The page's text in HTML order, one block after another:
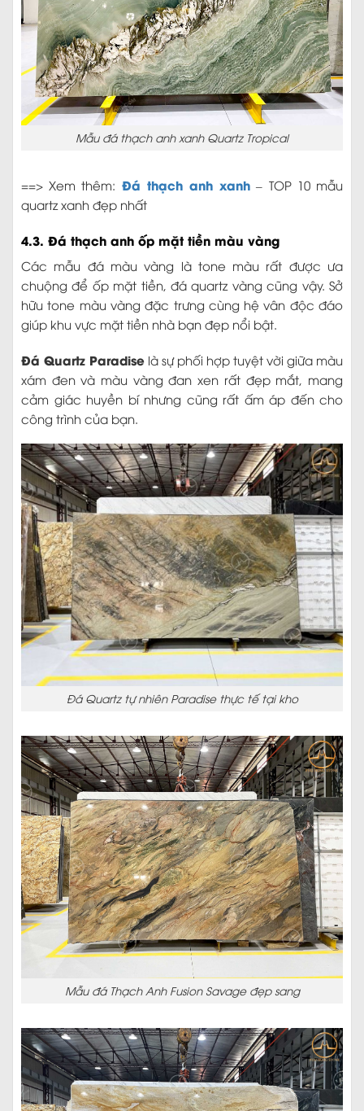
Mẫu đá thạch anh xanh Quartz Tropical
==> Xem thêm: Đá thạch anh xanh – TOP 10 mẫu
quartz xanh đẹp nhất
4.3. Đá thạch anh ốp mặt tiền màu vàng
Các mẫu đá màu vàng là tone màu rất được ưa
chuộng để ốp mặt tiền, đá quartz vàng cũng vậy. Sở
hữu tone màu vàng đặc trưng cùng hệ vân độc đáo
giúp khu vực mặt tiền nhà bạn đẹp nổi bật.
Đá Quartz Paradise là sự phối hợp tuyệt vời giữa màu
xám đen và màu vàng đan xen rất đẹp mắt, mang
cảm giác huyền bí nhưng cũng rất ấm áp đến cho
công trình của bạn.
Đá Quartz tự nhiên Paradise thực tế tại kho
Mẫu đá Thạch Anh Fusion Savage đẹp sang